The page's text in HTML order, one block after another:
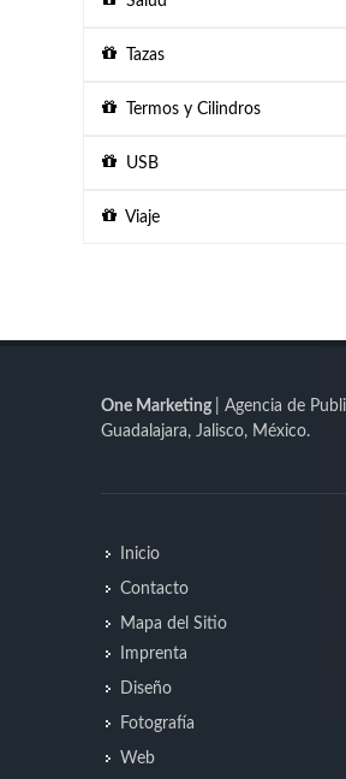
Tazas
Termos y Cilindros
USB
Viaje
One Marketing
| Agencia de
Guadalajara, Jalisco, México.
Inicio
Contacto
Mapa del Sitio
Imprenta
Diseño
Fotografía
Web